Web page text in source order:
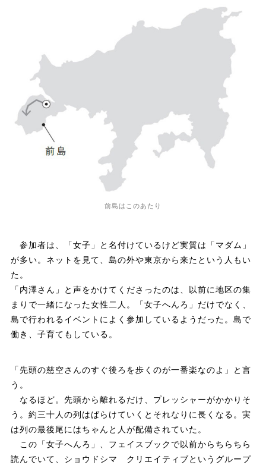
前島はこのあたり
参加者は、「女子」と名付けているけど実質は「マダム」
が多い。ネットを見て、島の外や東京から来たという人もい
た。
「内澤さん」と声をかけてくださったのは、以前に地区の集
まりで一緒になった女性二人。「女子へんろ」だけでなく、
島で行われるイベントによく参加しているようだった。島で
働き、子育てもしている。
「先頭の慈空さんのすぐ後ろを歩くのが一番楽なのよ」と言
う。
なるほど。先頭から離れるだけ、プレッシャーがかかりそ
う。約三十人の列はばらけていくとそれなりに長くなる。実
は列の最後尾にはちゃんと人が配備されていた。
この「女子へんろ」、フェイスブックで以前からちらちら
読んでいて、ショウドシマ クリエイティブというグループ